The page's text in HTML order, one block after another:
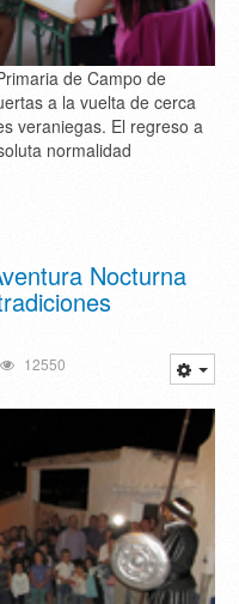
de Campo de
a la vuelta de cerca
veraniegas. El regreso a
normalidad
Nocturna
12550